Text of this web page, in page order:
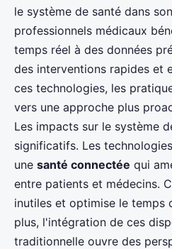
le système de santé dans
professionnels médicaux
temps réel à des données
des interventions rapides et
ces technologies, les
vers une approche plus
Les impacts sur le système
significatifs. Les
une santé connectée qui
entre patients et médecins.
inutiles et optimise le temps
plus, l'intégration de ces
traditionnelle ouvre des